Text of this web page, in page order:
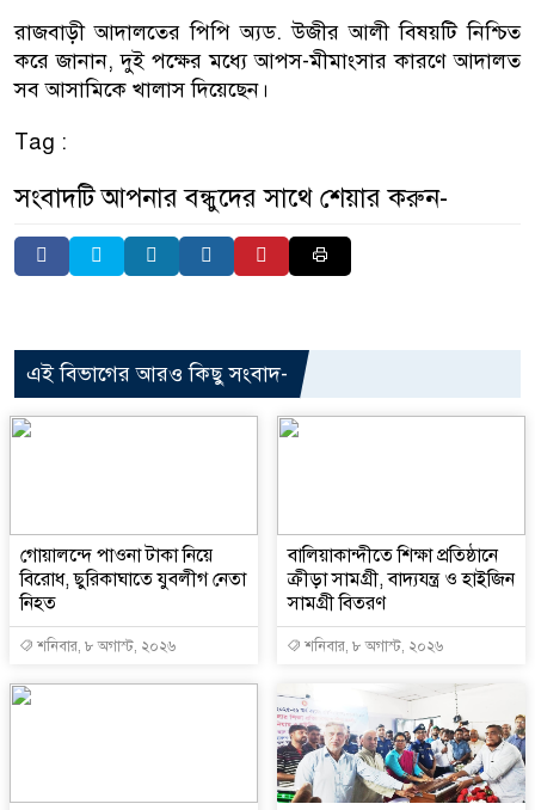
রাজবাড়ী আদালতের পিপি অ্যড. উজীর আলী বিষয়টি নিশ্চিত
করে জানান, দুই পক্ষের মধ্যে আপস-মীমাংসার কারণে আদালত
সব আসামিকে খালাস দিয়েছেন।
Tag :
সংবাদটি আপনার বন্ধুদের সাথে শেয়ার করুন-
এই বিভাগের আরও কিছু সংবাদ-
গোয়ালন্দে পাওনা টাকা নিয়ে
বিরোধ, ছুরিকাঘাতে যুবলীগ নেতা
নিহত
শনিবার, ৮ অগাস্ট, ২০২৬
বালিয়াকান্দীতে শিক্ষা প্রতিষ্ঠানে
ক্রীড়া সামগ্রী, বাদ্যযন্ত্র ও হাইজিন
সামগ্রী বিতরণ
শনিবার, ৮ অগাস্ট, ২০২৬